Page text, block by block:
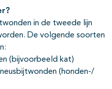
in de tweede lijn
De volgende soorten
(bijvoorbeeld kat)
(honden-/